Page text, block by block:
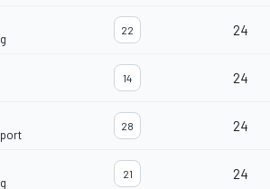
22 24
14 24
28 24
21 24